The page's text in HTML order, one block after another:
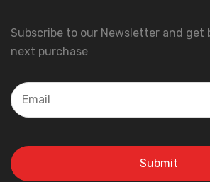
Subscribe to our Newsletter and get
next purchase